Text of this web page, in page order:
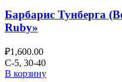
Барбарис Тунберга
Ruby»
₽1,600.00
C-5, 30-40
В корзину